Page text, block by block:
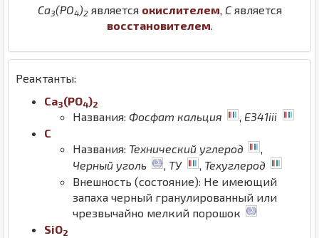
Ca3(PO4)2является окислителем Cявляется
восстановителем
Реактанты:
Ca3(PO4)2
Названия: Фосфат кальция
E341iii
C
Названия: Технический углерод
Черный уголь
ТУ
Техуглерод
Внешность (состояние): Не имеющий
запаха черный гранулированный или
чрезвычайно мелкий порошок
SiO2